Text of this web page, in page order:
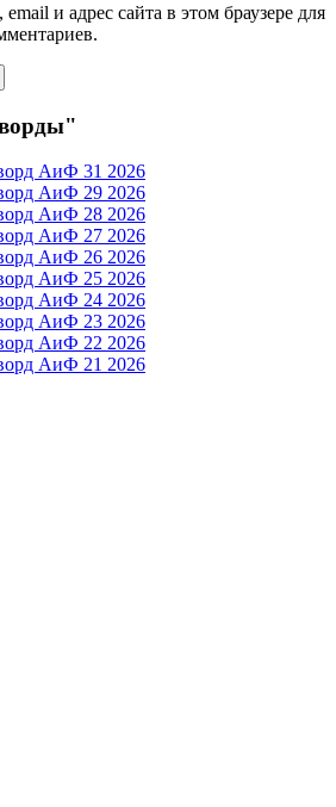
и адрес сайта в этом браузере для
АиФ 31 2026
АиФ 29 2026
АиФ 28 2026
АиФ 27 2026
АиФ 26 2026
АиФ 25 2026
АиФ 24 2026
АиФ 23 2026
АиФ 22 2026
АиФ 21 2026